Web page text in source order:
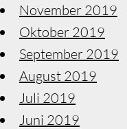
November 2019
Oktober 2019
September 2019
August 2019
Juli 2019
Juni 2019